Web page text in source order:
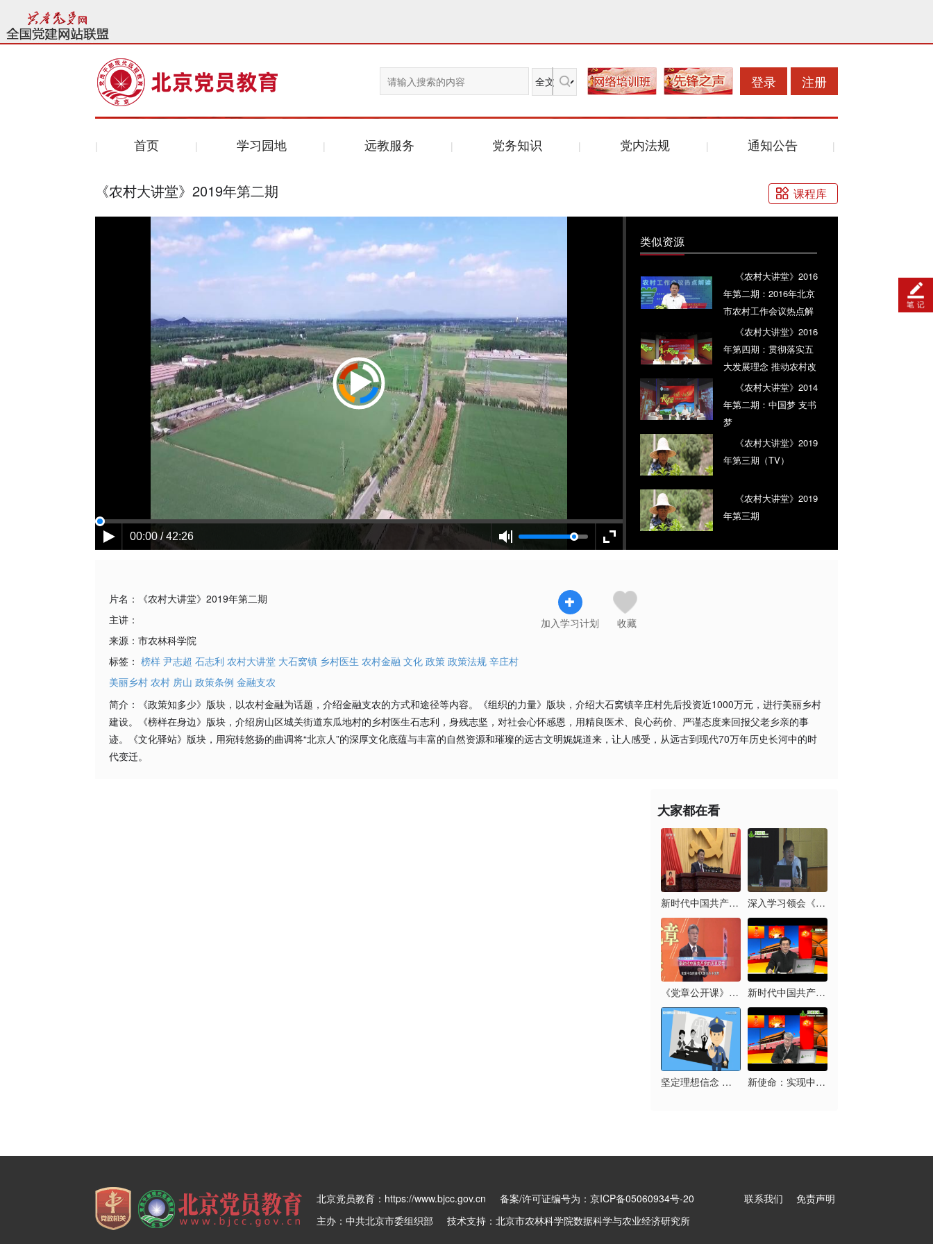
登录 注册
首页 学习园地 远教服务 党务知识 党内法规 通知公告
课程库
《农村大讲堂》2019年第二期
00:00 / 42:26
类似资源
《农村大讲堂》2016
年第二期：2016年北京
市农村工作会议热点解
《农村大讲堂》2016
年第四期：贯彻落实五
大发展理念 推动农村改
革发展《农村大讲堂》2014
年第二期：中国梦 支书
梦
《农村大讲堂》2019
年第三期（TV）
《农村大讲堂》2019
年第三期
片名：
《农村大讲堂》2019年第二期
主讲：
来源： 市农林科学院
标签： 榜样 尹志超 石志利 农村大讲堂 大石窝镇 乡村医生 农村金融 文化 政策 政策法规 辛庄村
美丽乡村 农村 房山 政策条例 金融支农
加入学习计划 收藏
简介：
《政策知多少》版块，以农村金融为话题，介绍金融支农的方式和途径等内容。《组织的力量》版块，介绍大石窝镇辛庄村先后投资近1000万元，进行美丽乡村
建设。《榜样在身边》版块，介绍房山区城关街道东瓜地村的乡村医生石志利，身残志坚，对社会心怀感恩，用精良医术、良心药价、严谨态度来回报父老乡亲的事
迹。《文化驿站》版块，用宛转悠扬的曲调将“北京人”的深厚文化底蕴与丰富的自然资源和璀璨的远古文明娓娓道来，让人感受，从远古到现代70万年历史长河中的时
代变迁。
大家都在看
新时代中国共产党的历... 深入学习领会《习近平...
《党章公开课》第六讲... 新时代中国共产党的历...
坚定理想信念 拒绝邪... 新使命：实现中华民族...
北京党员教育：https://www.bjcc.gov.cn 备案/许可证编号为：京ICP备05060934号-20
主办：中共北京市委组织部 技术支持：北京市农林科学院数据科学与农业经济研究所
联系我们 免责声明